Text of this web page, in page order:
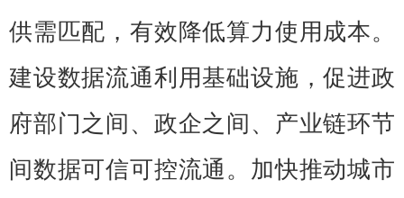
供需匹配，有效降低算力使用成本。
建设数据流通利用基础设施，促进政
府部门之间、政企之间、产业链环节
间数据可信可控流通。加快推动城市